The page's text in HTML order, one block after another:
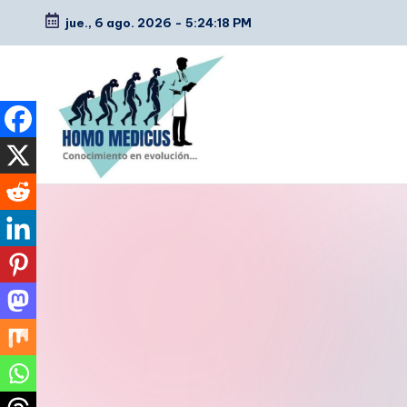
Saltar
contenido
jue., 6 ago. 2026 - 5:24:19 PM